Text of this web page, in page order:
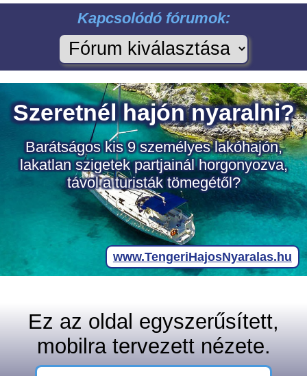
Kapcsolódó fórumok:
Ez az oldal egyszerűsített,
mobilra tervezett nézete.